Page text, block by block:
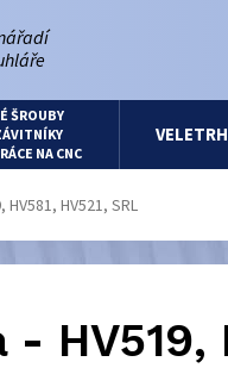
ŠROUBY
NA CNC
HV521, SRL
HV519,